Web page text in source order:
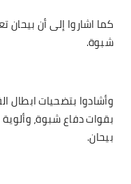
كما اشاروا إلى أن
شبوة.
وأشادوا بتضحيات ابطال
بقوات دفاع شبوة،
بيحان.